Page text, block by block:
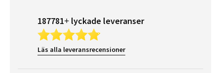
187781+ lyckade leveranser
Läs alla leveransrecensioner